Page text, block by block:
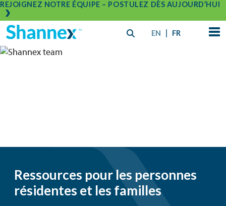
REJOIGNEZ NOTRE ÉQUIPE – POSTULEZ DÈS AUJOURD’HUI
EN FR
Ressources pour les personnes
résidentes et les familles